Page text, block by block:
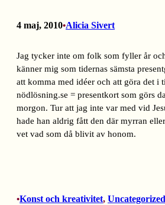
4 maj, 2010•Alicia Sivert
Jag tycker inte om folk som fyller år
känner mig som tidernas sämsta
att komma med idéer och att göra det i
nödlösning.se = presentkort som görs
morgon. Tur att jag inte var med vid
hade han aldrig fått den där myrran
vet vad som då blivit av honom.
•Konst och kreativitet, Uncategorized